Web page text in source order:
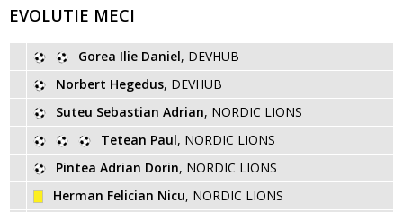
EVOLUTIE MECI
Gorea Ilie Daniel, DEVHUB
Norbert Hegedus, DEVHUB
Suteu Sebastian Adrian, NORDIC LIONS
Tetean Paul, NORDIC LIONS
Pintea Adrian Dorin, NORDIC LIONS
Herman Felician Nicu, NORDIC LIONS